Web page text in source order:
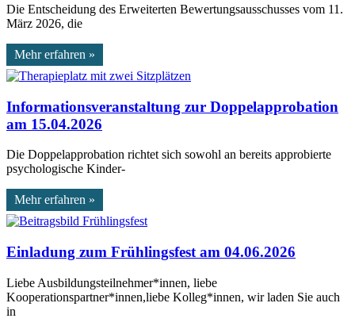
Die Entscheidung des Erweiterten Bewertungsausschusses vom 11.
März 2026, die
Mehr erfahren »
Informationsveranstaltung zur Doppelapprobation
am 15.04.2026
Die Doppelapprobation richtet sich sowohl an bereits approbierte
psychologische Kinder-
Mehr erfahren »
Einladung zum Frühlingsfest am 04.06.2026
Liebe Ausbildungsteilnehmer*innen, liebe
Kooperationspartner*innen,liebe Kolleg*innen, wir laden Sie auch
in